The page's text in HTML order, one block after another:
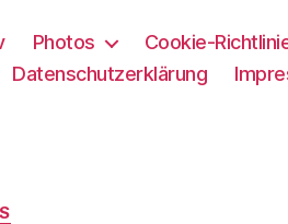
Photos
Cookie-
Datenschutzerklärung